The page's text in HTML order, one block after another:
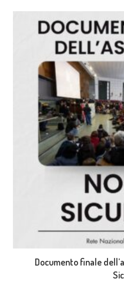
Documento finale